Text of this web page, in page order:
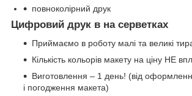
повноколірний друк
Цифровий друк в на серветках
Приймаємо в роботу малі та великі
Кількість кольорів макету на ціну НЕ
Виготовлення – 1 день! (від
і погодження макета)